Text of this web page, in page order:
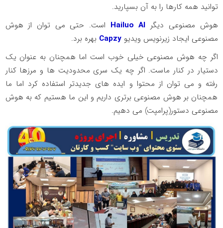
توانید همه کارها را به آن بسپارید.
هوش مصنوعی دیگر Hailuo Al است. حتی می توان از هوش
مصنوعی ایجاد زیرنویس ویدیوCapzy بهره برد.
اگر چه هوش مصنوعی خیلی خوب است اما همچنان به عنوان یک
دستیار در کنار ماست. اگر چه یک سری محدودیت ها و مرزها کنار
رفته و می توان از محتوا و ایده های جدیدتر استفاده کرد اما ما
همچنان بر هوش مصنوعی برتری داریم و این ما هستیم که به هوش
مصنوعی دستور(پرامپت) می دهیم.